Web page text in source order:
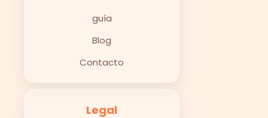
guía
Blog
Contacto
Legal